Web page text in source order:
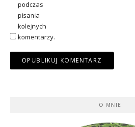
podczas
pisania
kolejnych
komentarzy.
O MNIE